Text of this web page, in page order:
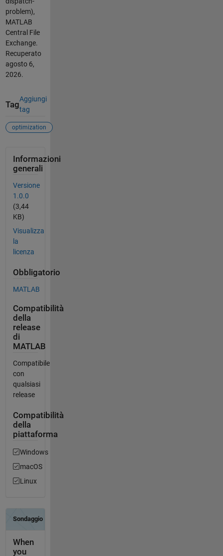
problem),
MATLAB
Central File
Exchange.
Recuperato
agosto 6,
2026.
Tag
Aggiungi
tag
optimization
Informazioni
generali
Versione
1.0.0
(3,44
KB)
Visualizza
la
licenza
Obbligatorio
MATLAB
Compatibilità
della
release
di
MATLAB
Compatibile
con
qualsiasi
release
Compatibilità
della
piattaforma
Windows
macOS
Linux